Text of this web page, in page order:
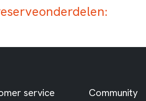
service Community